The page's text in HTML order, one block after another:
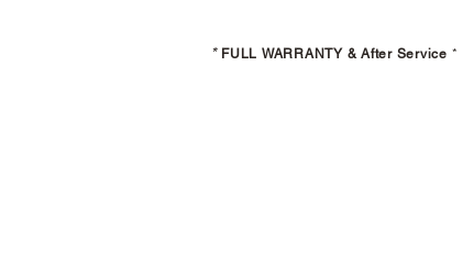
* FULL WARRANTY & After Service *